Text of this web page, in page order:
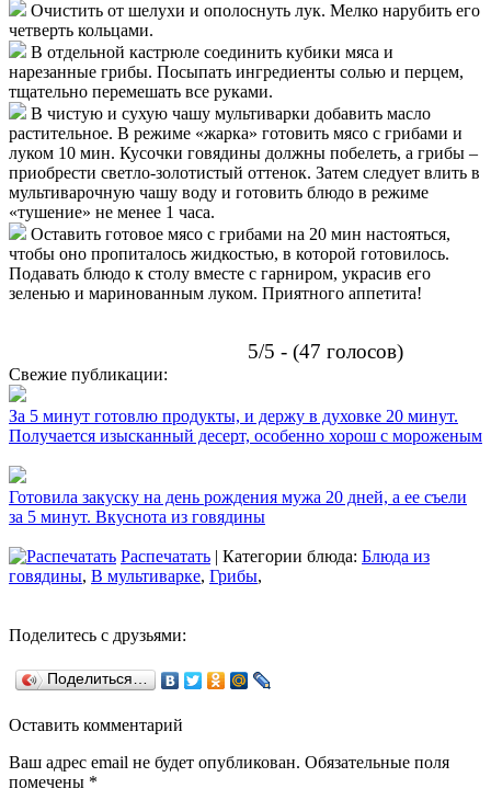
Очистить от шелухи и ополоснуть лук. Мелко нарубить его
четверть кольцами.
В отдельной кастрюле соединить кубики мяса и
нарезанные грибы. Посыпать ингредиенты солью и перцем,
тщательно перемешать все руками.
В чистую и сухую чашу мультиварки добавить масло
растительное. В режиме «жарка» готовить мясо с грибами и
луком 10 мин. Кусочки говядины должны побелеть, а грибы –
приобрести светло-золотистый оттенок. Затем следует влить в
мультиварочную чашу воду и готовить блюдо в режиме
«тушение» не менее 1 часа.
Оставить готовое мясо с грибами на 20 мин настояться,
чтобы оно пропиталось жидкостью, в которой готовилось.
Подавать блюдо к столу вместе с гарниром, украсив его
зеленью и маринованным луком. Приятного аппетита!
5/5 - (47 голосов)
Свежие публикации:
За 5 минут готовлю продукты, и держу в духовке 20 минут.
Получается изысканный десерт, особенно хорош с мороженым
Готовила закуску на день рождения мужа 20 дней, а ее съели
за 5 минут. Вкуснота из говядины
Распечатать | Категории блюда: Блюда из
говядины, В мультиварке, Грибы,
Поделитесь с друзьями:
Поделиться…
Оставить комментарий
Ваш адрес email не будет опубликован. Обязательные поля
помечены *